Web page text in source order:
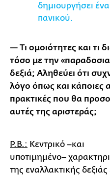
δημιουργήσει
πανικού.
— Τι ομοιότητες και τι
τόσο με την
δεξιά; Αληθεύει ότι
λόγο όπως και κάποιες
πρακτικές που θα
αυτές της αριστεράς;
Ρ.Β.: Κεντρικό –και
υποτιμημένο–
της εναλλακτικής δεξιάς